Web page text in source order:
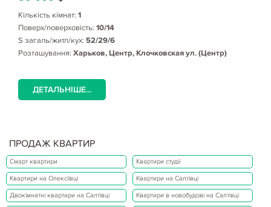
Кількість кімнат: 1
Поверх/поверховість: 10/14
S загаль/житл/кух: 52/29/6
Розташування: Харьков, Центр, Клочковская ул. (Центр)
ДЕТАЛЬНІШЕ...
ПРОДАЖ КВАРТИР
Смарт квартири Квартири студії
Квартири на Олексіївці Квартири на Салтівці
Двокімнатні квартири на Салтівці Квартири в новобудові на Салтівці